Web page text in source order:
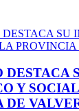
DESTACA
Y
DE